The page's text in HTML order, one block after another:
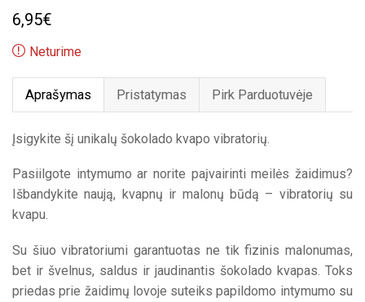
6,95€
Neturime
Aprašymas Pristatymas Pirk Parduotuvėje
Įsigykite šį unikalų šokolado kvapo vibratorių.
Pasiilgote intymumo ar norite paįvairinti meilės žaidimus?
Išbandykite naują, kvapnų ir malonų būdą – vibratorių su
kvapu.
Su šiuo vibratoriumi garantuotas ne tik fizinis malonumas,
bet ir švelnus, saldus ir jaudinantis šokolado kvapas. Toks
priedas prie žaidimų lovoje suteiks papildomo intymumo su